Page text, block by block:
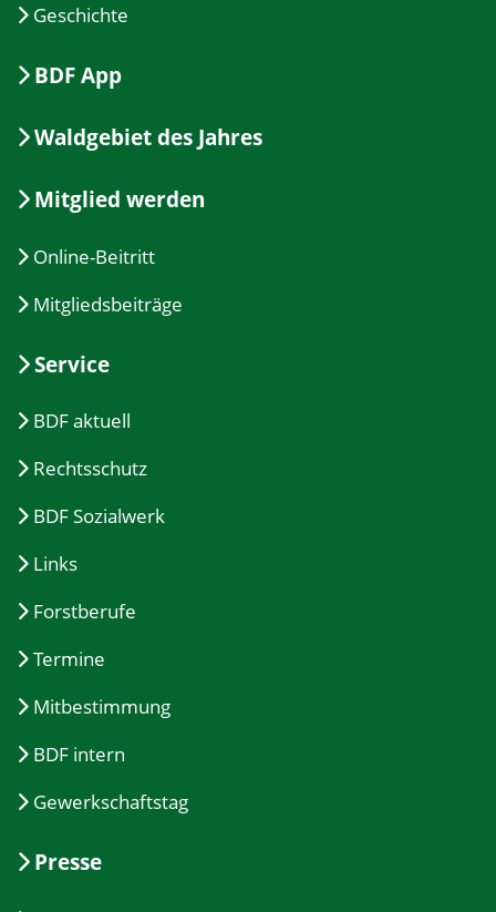
Geschichte
BDF App
Waldgebiet des Jahres
Mitglied werden
Online-Beitritt
Mitgliedsbeiträge
Service
BDF aktuell
Rechtsschutz
BDF Sozialwerk
Links
Forstberufe
Termine
Mitbestimmung
BDF intern
Gewerkschaftstag
Presse